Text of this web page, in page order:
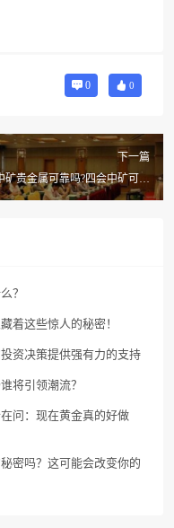
0 0
下一篇
矿贵金属可靠吗?四会中矿可以
检测贵金属嘛
？
着这些惊人的秘密！
资决策提供强有力的支持
将引领潮流？
问：现在黄金真的好做
密吗？这可能会改变你的